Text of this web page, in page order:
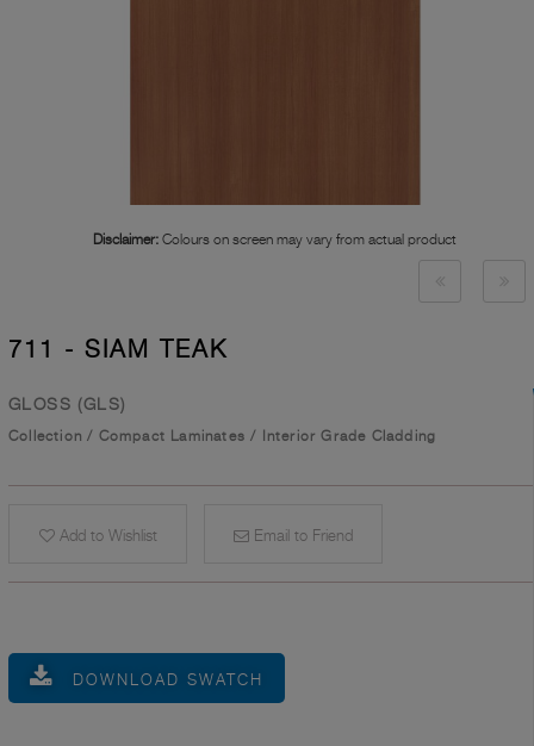
Disclaimer: Colours on screen may vary from actual product
711 - SIAM TEAK
GLOSS (GLS)
Collection / Compact Laminates / Interior Grade Cladding
Add to Wishlist Email to Friend
DOWNLOAD SWATCH